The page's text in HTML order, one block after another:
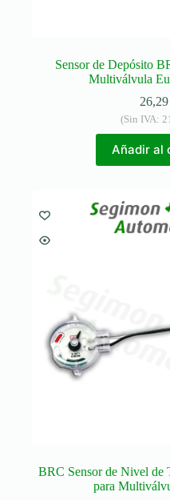
Sensor de Depósito
Multiválvula
(Sin IVA:
Añadir al
BRC Sensor de Nivel de
para